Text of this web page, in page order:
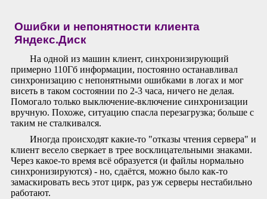
Ошибки и непонятности клиента
Яндекс.Диск
На одной из машин клиент, синхронизирующий
примерно 110Гб информации, постоянно останавливал
синхронизацию с непонятными ошибками в логах и мог
висеть в таком состоянии по 2-3 часа, ничего не делая.
Помогало только выключение-включение синхронизации
вручную. Похоже, ситуацию спасла перезагрузка; больше с
таким не сталкивался.
Иногда происходят какие-то "отказы чтения сервера" и
клиент весело сверкает в трее восклицательными знаками.
Через какое-то время всё образуется (и файлы нормально
синхронизируются) - но, сдаётся, можно было как-то
замаскировать весь этот цирк, раз уж серверы нестабильно
работают.